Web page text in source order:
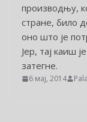
производњу,
стране, било
оно што је
Јер, тај каиш
затегне.
6 мај, 2014